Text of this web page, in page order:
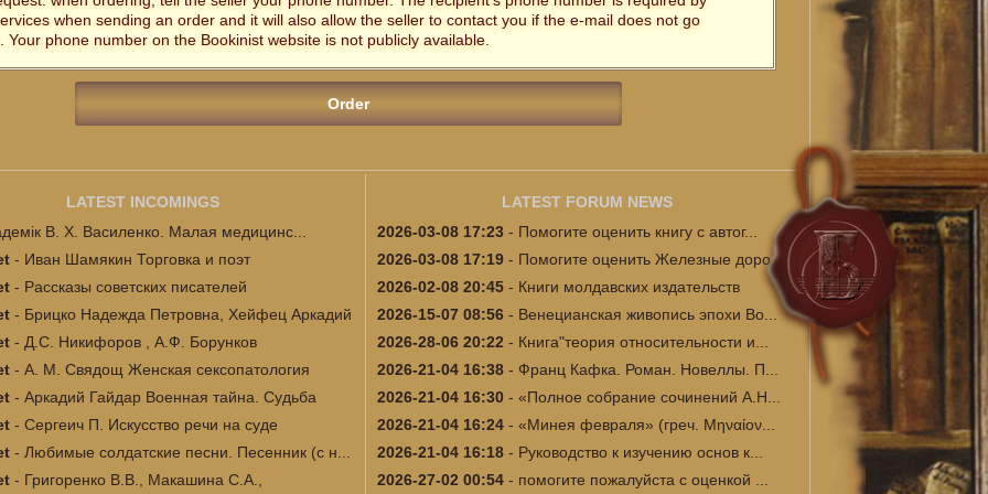
when sending an order and it will also allow the seller to contact you if the e-mail does not go
Your phone number on the Bookinist website is not publicly available.
LATEST INCOMINGS
В. Х. Василенко. Малая медицинс...
- Иван Шамякин Торговка и поэт
- Рассказы советских писателей
- Брицко Надежда Петровна, Хейфец Аркадий
- Д.С. Никифоров , А.Ф. Борунков
-А. М. Свядощ Женская сексопатология
-Аркадий Гайдар Военная тайна. Судьба
-Сергеич П. Искусство речи на суде
- Любимые солдатские песни. Песенник (с н...
- Григоренко В.В., Макашина С.А.,
LATEST FORUM NEWS
2026-03-08 17:23- Помогите оценить книгу с автог...
2026-03-08 17:19- Помогите оценить Железные доро...
2026-02-08 20:45- Книги молдавских издательств
2026-15-07 08:56- Венецианская живопись эпохи Во...
2026-28-06 20:22 - Книга"теория относительности и...
2026-21-04 16:38- Франц Кафка. Роман. Новеллы. П...
2026-21-04 16:30- «Полное собрание сочинений А.Н...
2026-21-04 16:24- «Минея февраля» (греч. Μηναίον...
2026-21-04 16:18- Руководство к изучению основ к...
2026-27-02 00:54- помогите пожалуйста с оценкой ...